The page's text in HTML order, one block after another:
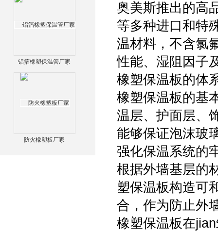
铝箔橡塑保温管厂家
防火橡塑板厂家
奥美斯推出的高
等多种进口和特
温材料，不含氯
性能、湿阻因子
橡塑保温板的体
橡塑保温板的基
温层、护面层、
能够保证泡沫玻
强化保温系统的
根据外墙基层的
塑保温板构造可
合，作为防止外
橡塑保温板在